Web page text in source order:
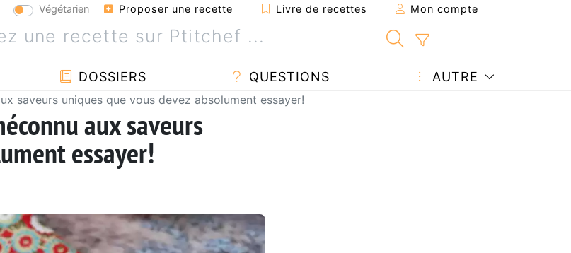
Végétarien Proposer une recette Livre de recettes Mon compte
DOSSIERS QUESTIONS AUTRE
saveurs uniques que vous devez absolument essayer!
aux saveurs
essayer!